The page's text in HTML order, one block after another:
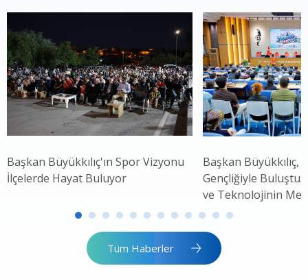
Başkan Büyükkılıç'ın Spor Vizyonu
İlçelerde Hayat Buluyor
Başkan Büyükkılıç,
Gençliğiyle Buluştu:
ve Teknolojinin
Tüm Haberler